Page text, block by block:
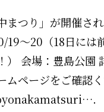
まつり」が開催さ
19～20（18日には
） 会場：豊島公園
ムページをご確認